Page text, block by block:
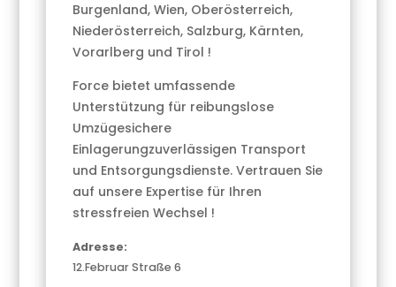
Burgenland, Wien, Oberösterreich,
Niederösterreich, Salzburg, Kärnten,
Vorarlberg und Tirol !
Force bietet umfassende
Unterstützung für reibungslose
Umzügesichere
Einlagerungzuverlässigen Transport
und Entsorgungsdienste. Vertrauen Sie
auf unsere Expertise für Ihren
stressfreien Wechsel !
Adresse:
12.Februar Straße 6